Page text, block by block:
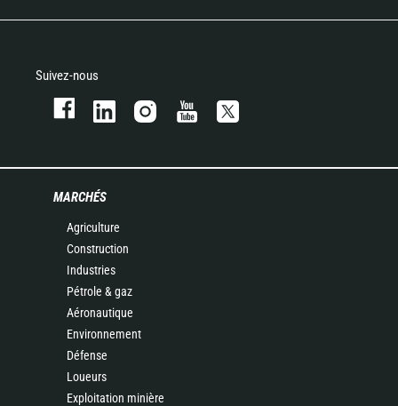
Suivez-nous
MARCHÉS
Agriculture
Construction
Industries
Pétrole & gaz
Aéronautique
Environnement
Défense
Loueurs
Exploitation minière